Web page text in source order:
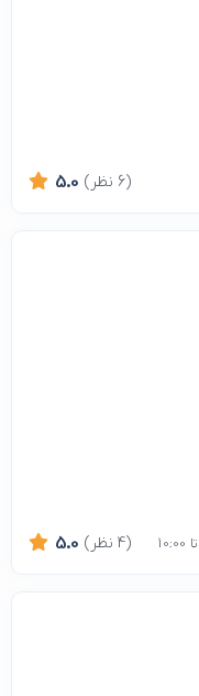
5.0 (6 نظر)
تا 10:00 5.0 (4 نظر)